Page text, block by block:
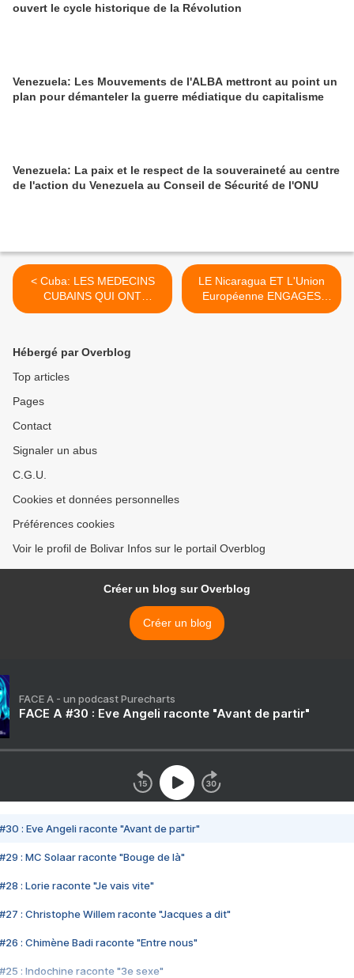
ouvert le cycle historique de la Révolution
Venezuela: Les Mouvements de l'ALBA mettront au point un
plan pour démanteler la guerre médiatique du capitalisme
Venezuela: La paix et le respect de la souveraineté au centre
de l'action du Venezuela au Conseil de Sécurité de l'ONU
< Cuba: LES MEDECINS
CUBAINS QUI ONT
DESERTE AU Venezuela
LE Nicaragua ET L'Union
Européenne ENGAGES
DANS LA COOPERATION >
Hébergé par Overblog
Top articles
Pages
Contact
Signaler un abus
C.G.U.
Cookies et données personnelles
Préférences cookies
Voir le profil de Bolivar Infos sur le portail Overblog
Créer un blog sur Overblog
Créer un blog
FACE A - un podcast Purecharts
FACE A #30 : Eve Angeli raconte "Avant de partir"
#30 : Eve Angeli raconte "Avant de partir"
#29 : MC Solaar raconte "Bouge de là"
#28 : Lorie raconte "Je vais vite"
#27 : Christophe Willem raconte "Jacques a dit"
#26 : Chimène Badi raconte "Entre nous"
#25 : Indochine raconte "3e sexe"